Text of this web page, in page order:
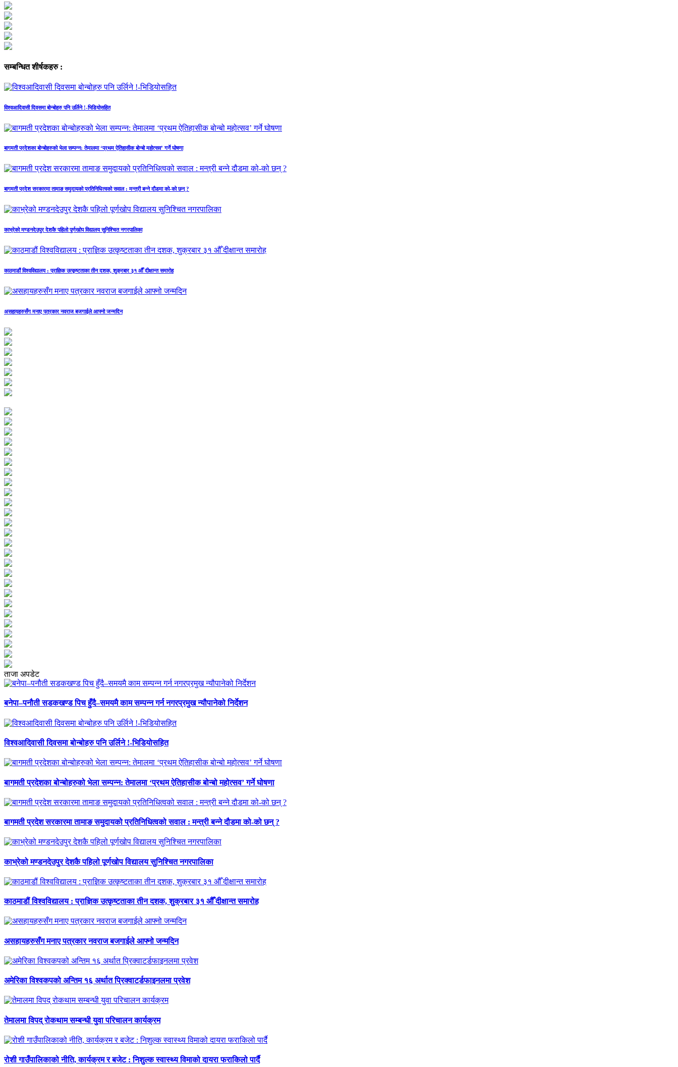
सम्बन्धित शीर्षकहरु :
विश्वआदिवासी दिवसमा बोन्बोहरु पनि उर्लिने !-भिडियोसहित
बागमती प्रदेशका बोन्बोहरुको भेला सम्पन्न: तेमालमा ‘प्रथम ऐतिहासीक बोन्बो महोत्सव’ गर्ने घोषणा
बागमती प्रदेश सरकारमा तामाङ समुदायको प्रतिनिधित्वको सवाल : मन्त्री बन्ने दौडमा को‐को छन् ?
काभ्रेको मण्डनदेउपुर देशकै पहिलो पूर्णखोप विद्यालय सुनिश्चित नगरपालिका
काठमाडौं विश्वविद्यालय : प्राज्ञिक उत्कृष्टताका तीन दशक, शुक्रबार ३१ औँ दीक्षान्त समारोह
असहायहरुसँग मनाए पत्रकार नवराज बजगाईले आफ्नो जन्मदिन
ताजा अपडेट
बनेपा–पनौती सडकखण्ड पिच हुँदै–समयमै काम सम्पन्न गर्न नगरप्रमुख न्यौपानेको निर्देशन
विश्वआदिवासी दिवसमा बोन्बोहरु पनि उर्लिने !-भिडियोसहित
बागमती प्रदेशका बोन्बोहरुको भेला सम्पन्न: तेमालमा ‘प्रथम ऐतिहासीक बोन्बो महोत्सव’ गर्ने घोषणा
बागमती प्रदेश सरकारमा तामाङ समुदायको प्रतिनिधित्वको सवाल : मन्त्री बन्ने दौडमा को‐को छन् ?
काभ्रेको मण्डनदेउपुर देशकै पहिलो पूर्णखोप विद्यालय सुनिश्चित नगरपालिका
काठमाडौं विश्वविद्यालय : प्राज्ञिक उत्कृष्टताका तीन दशक, शुक्रबार ३१ औँ दीक्षान्त समारोह
असहायहरुसँग मनाए पत्रकार नवराज बजगाईले आफ्नो जन्मदिन
अमेरिका विश्वकपको अन्तिम १६ अर्थात प्रिक्वाटर्डफाइनलमा प्रवेश
तेमालमा विपद् रोकथाम सम्बन्धी युवा परिचालन कार्यक्रम
रोशी गाउँपालिकाको नीति, कार्यक्रम र बजेट : निशुल्क स्वास्थ्य विमाको दायरा फराकिलो पार्दै